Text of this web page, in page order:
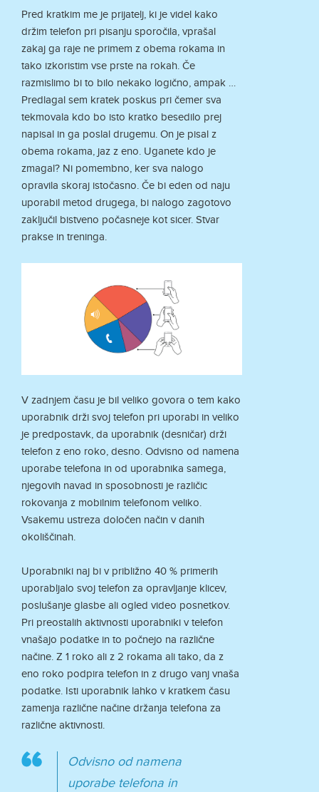
Pred kratkim me je prijatelj, ki je videl kako
držim telefon pri pisanju sporočila, vprašal
zakaj ga raje ne primem z obema rokama in
tako izkoristim vse prste na rokah. Če
razmislimo bi to bilo nekako logično, ampak …
Predlagal sem kratek poskus pri čemer sva
tekmovala kdo bo isto kratko besedilo prej
napisal in ga poslal drugemu. On je pisal z
obema rokama, jaz z eno. Uganete kdo je
zmagal? Ni pomembno, ker sva nalogo
opravila skoraj istočasno. Če bi eden od naju
uporabil metod drugega, bi nalogo zagotovo
zaključil bistveno počasneje kot sicer. Stvar
prakse in treninga.
V zadnjem času je bil veliko govora o tem kako
uporabnik drži svoj telefon pri uporabi in veliko
je predpostavk, da uporabnik (desničar) drži
telefon z eno roko, desno. Odvisno od namena
uporabe telefona in od uporabnika samega,
njegovih navad in sposobnosti je različic
rokovanja z mobilnim telefonom veliko.
Vsakemu ustreza določen način v danih
okoliščinah.
Uporabniki naj bi v približno 40 % primerih
uporabljalo svoj telefon za opravljanje klicev,
poslušanje glasbe ali ogled video posnetkov.
Pri preostalih aktivnosti uporabniki v telefon
vnašajo podatke in to počnejo na različne
načine. Z 1 roko ali z 2 rokama ali tako, da z
eno roko podpira telefon in z drugo vanj vnaša
podatke. Isti uporabnik lahko v kratkem času
zamenja različne načine držanja telefona za
različne aktivnosti.
Odvisno od namena
uporabe telefona in